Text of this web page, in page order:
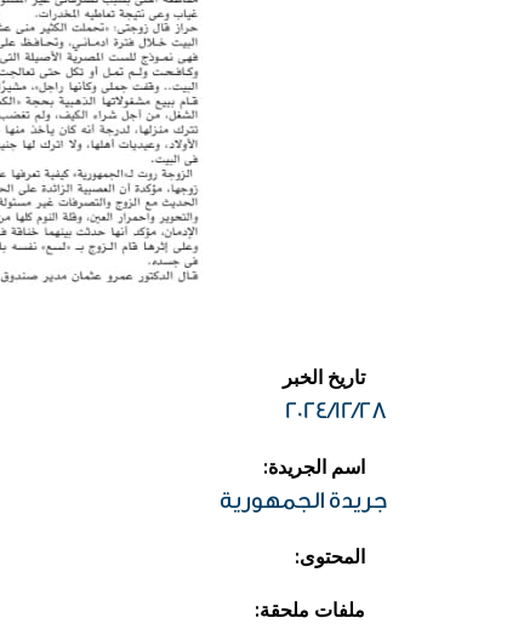
تاريخ الخبر
2024/12/28
:اسم الجريدة
جريدة الجمهورية
:المحتوى
:ملفات ملحقة